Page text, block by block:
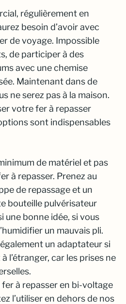
régulièrement en
besoin d’avoir avec
de voyage. Impossible
de participer à des
avec une chemise
Maintenant dans de
ne serez pas à la maison.
votre fer à repasser
sont indispensables
de matériel et pas
à repasser. Prenez au
de repassage et un
bouteille pulvérisateur
une bonne idée, si vous
un mauvais pli.
également un adaptateur si
l’étranger, car les prises ne
fer à repasser en bi-voltage
l’utiliser en dehors de nos